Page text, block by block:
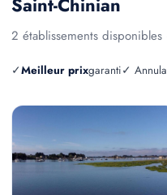
2 établissements
✓Meilleur prixgaranti✓